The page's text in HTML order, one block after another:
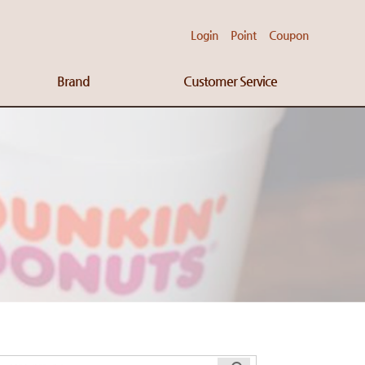
Login Point Coupon
Brand Customer Service